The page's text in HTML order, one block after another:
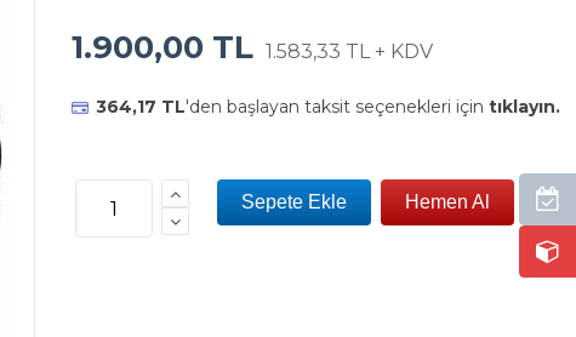
1.900,00 TL 1.583,33 TL + KDV
364,17 TL'den başlayan taksit seçenekleri için tıklayın.